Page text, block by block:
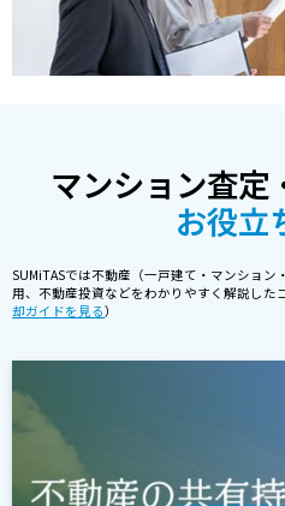
マンション査定
お役立
SUMiTASでは不動産（一戸建て・マンショ
用、不動産投資などをわかりやすく解説した
却ガイドを見る）